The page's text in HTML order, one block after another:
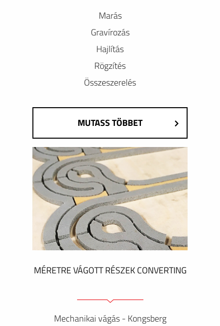
Marás
Gravírozás
Hajlítás
Rögzítés
Összeszerelés
MUTASS TÖBBET
MÉRETRE VÁGOTT RÉSZEK CONVERTING
Mechanikai vágás - Kongsberg